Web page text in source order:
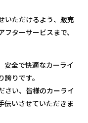
いただけるよう、販売
ターサービスまで、
安全で快適なカーライ
りです。
さい、皆様のカーライ
伝いさせていただきま